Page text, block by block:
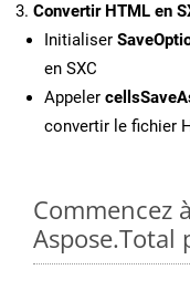
Convertir HTML en
Initialiser
en SXC
Appeler
convertir le fichier
Commencez
Aspose.Total